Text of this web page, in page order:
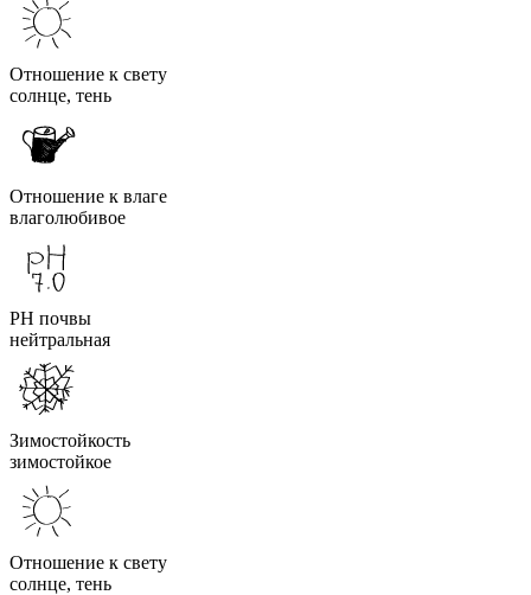
Отношение к свету
солнце, тень
Отношение к влаге
влаголюбивое
PH почвы
нейтральная
Зимостойкость
зимостойкое
Отношение к свету
солнце, тень